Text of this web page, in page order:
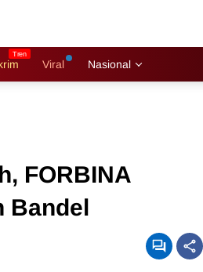
Viral Nasional
FORBINA
Bandel